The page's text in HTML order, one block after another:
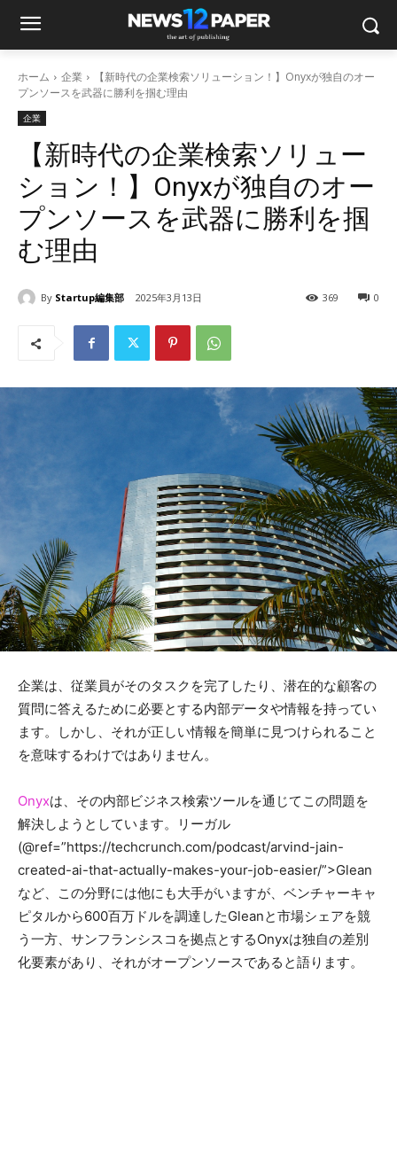
ホーム 企業
【新時代の企業検索ソリューション！】Onyxが独自のオー
プンソースを武器に勝利を掴む理由
企業
【新時代の企業検索ソリュー
ション！】Onyxが独自のオー
プンソースを武器に勝利を掴
む理由
By Startup編集部 2025年3月13日 0
369
企業は、従業員がそのタスクを完了したり、潜在的な顧客の
質問に答えるために必要とする内部データや情報を持ってい
ます。しかし、それが正しい情報を簡単に見つけられること
を意味するわけではありません。
Onyxは、その内部ビジネス検索ツールを通じてこの問題を
解決しようとしています。リーガル
(@ref=”https://techcrunch.com/podcast/arvind-jain-
created-ai-that-actually-makes-your-job-easier/”>Glean
など、この分野には他にも大手がいますが、ベンチャーキャ
ピタルから600百万ドルを調達したGleanと市場シェアを競
う一方、サンフランシスコを拠点とするOnyxは独自の差別
化要素があり、それがオープンソースであると語ります。